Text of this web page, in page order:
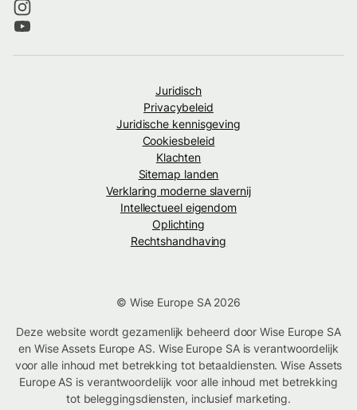
Juridisch
Privacybeleid
Juridische kennisgeving
Cookiesbeleid
Klachten
Sitemap landen
Verklaring moderne slavernij
Intellectueel eigendom
Oplichting
Rechtshandhaving
© Wise Europe SA 2026
Deze website wordt gezamenlijk beheerd door Wise Europe SA
en Wise Assets Europe AS. Wise Europe SA is verantwoordelijk
voor alle inhoud met betrekking tot betaaldiensten. Wise Assets
Europe AS is verantwoordelijk voor alle inhoud met betrekking
tot beleggingsdiensten, inclusief marketing.